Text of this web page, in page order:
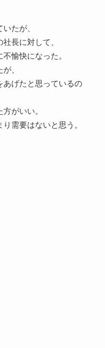
たが、
長に対して、
愉快になった。
、
あげたと思っているの
がいい。
需要はないと思う。